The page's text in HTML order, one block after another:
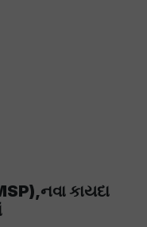
કાયદા